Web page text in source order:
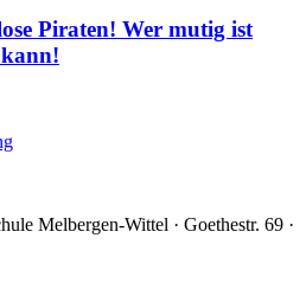
Piraten! Wer mutig ist
Melbergen-Wittel · Goethestr. 69 ·